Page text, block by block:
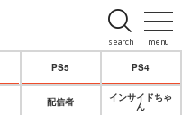
menu
search
PS5 PS4
配信者
インサイドちゃ
ん